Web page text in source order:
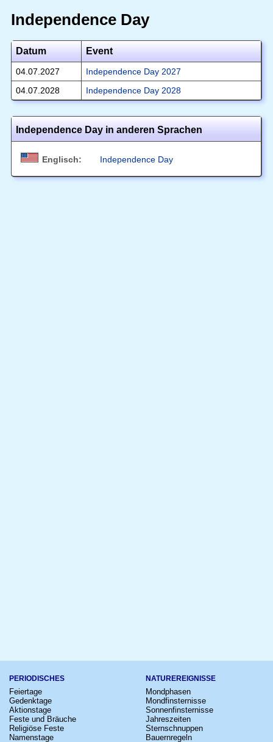
Independence Day
Datum Event
04.07.2027
Independence Day 2027
04.07.2028
Independence Day 2028
Independence Day in anderen Sprachen
Englisch: Independence Day
PERIODISCHES
Feiertage
Gedenktage
Aktionstage
Feste und Bräuche
Religiöse Feste
Namenstage
NATUREREIGNISSE
Mondphasen
Mondfinsternisse
Sonnenfinsternisse
Jahreszeiten
Sternschnuppen
Bauernregeln